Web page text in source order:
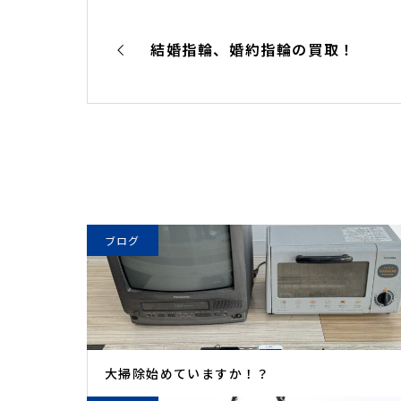
結婚指輪、婚約指輪の買取！
ブログ
大掃除始めていますか！？